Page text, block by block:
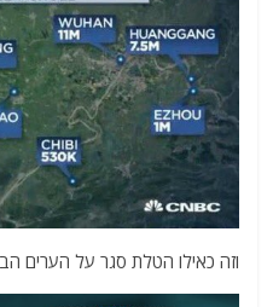
וזה כאילו הטלת סגר על הערים